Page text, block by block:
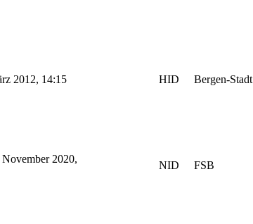
2012, 14:15 HID Bergen-Stadt
2020,
NID FSB